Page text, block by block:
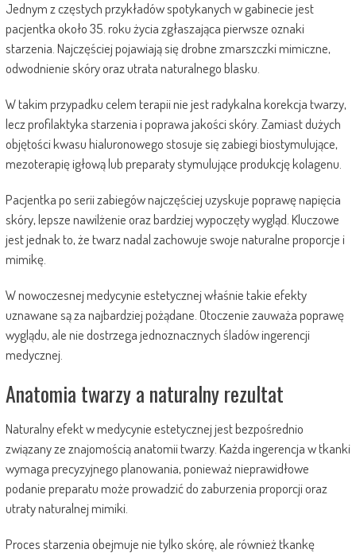
Jednym z częstych przykładów spotykanych w gabinecie jest
pacjentka około 35. roku życia zgłaszająca pierwsze oznaki
starzenia. Najczęściej pojawiają się drobne zmarszczki mimiczne,
odwodnienie skóry oraz utrata naturalnego blasku.
W takim przypadku celem terapii nie jest radykalna korekcja twarzy,
lecz profilaktyka starzenia i poprawa jakości skóry. Zamiast dużych
objętości kwasu hialuronowego stosuje się zabiegi biostymulujące,
mezoterapię igłową lub preparaty stymulujące produkcję kolagenu.
Pacjentka po serii zabiegów najczęściej uzyskuje poprawę napięcia
skóry, lepsze nawilżenie oraz bardziej wypoczęty wygląd. Kluczowe
jest jednak to, że twarz nadal zachowuje swoje naturalne proporcje i
mimikę.
W nowoczesnej medycynie estetycznej właśnie takie efekty
uznawane są za najbardziej pożądane. Otoczenie zauważa poprawę
wyglądu, ale nie dostrzega jednoznacznych śladów ingerencji
medycznej.
Anatomia twarzy a naturalny rezultat
Naturalny efekt w medycynie estetycznej jest bezpośrednio
związany ze znajomością anatomii twarzy. Każda ingerencja w tkanki
wymaga precyzyjnego planowania, ponieważ nieprawidłowe
podanie preparatu może prowadzić do zaburzenia proporcji oraz
utraty naturalnej mimiki.
Proces starzenia obejmuje nie tylko skórę, ale również tkankę